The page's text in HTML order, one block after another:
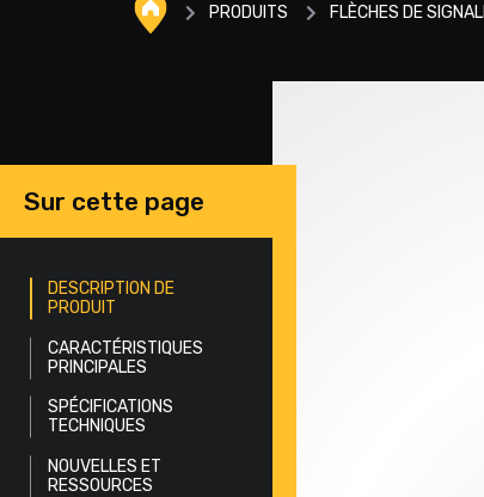
PRODUITS FLÈCHES DE
Sur cette page
DESCRIPTION DE
PRODUIT
CARACTÉRISTIQUES
PRINCIPALES
SPÉCIFICATIONS
TECHNIQUES
NOUVELLES ET
RESSOURCES